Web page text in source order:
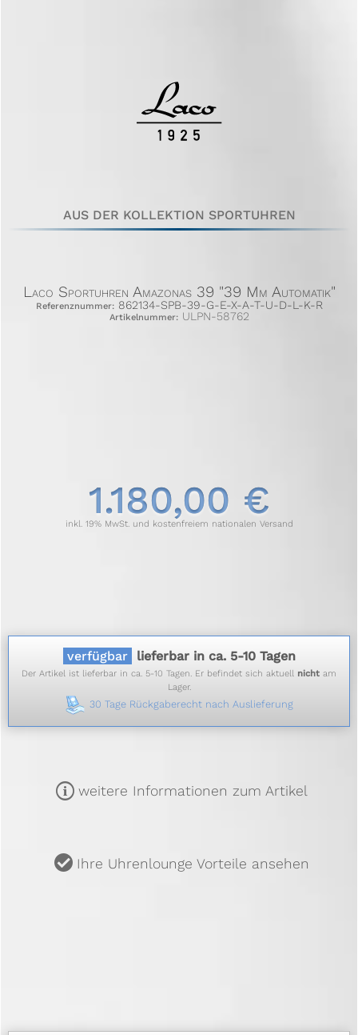
AUS DER KOLLEKTION SPORTUHREN
Laco Sportuhren Amazonas 39 "39 Mm Automatik"
Referenznummer: 862134-SPB-39-G-E-X-A-T-U-D-L-K-R
Artikelnummer:ULPN-58762
1.180,00 €
inkl. 19% MwSt. und kostenfreiem nationalen Versand
verfügbar lieferbar in ca. 5-10 Tagen
Der Artikel ist lieferbar in ca. 5-10 Tagen. Er befindet sich aktuell nicht am
Lager.
30 Tage Rückgaberecht nach Auslieferung
m weitere Informationen zum Artikel
u Ihre Uhrenlounge Vorteile ansehen